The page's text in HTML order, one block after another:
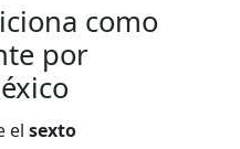
como
por
el sexto